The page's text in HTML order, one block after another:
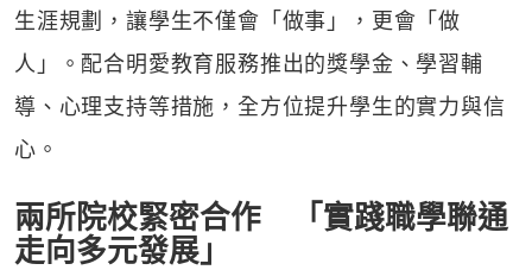
生涯規劃，讓學生不僅會「做事」，更會「做
人」。配合明愛教育服務推出的獎學金、學習輔
導、心理支持等措施，全方位提升學生的實力與信
心。
兩所院校緊密合作 「實踐職學聯通
走向多元發展」